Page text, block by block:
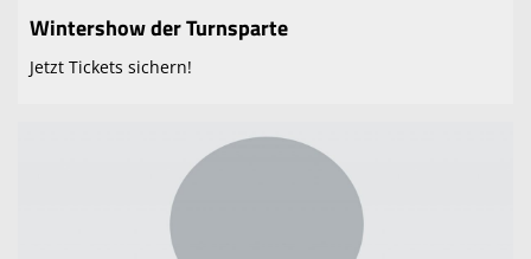
Wintershow der Turnsparte
Jetzt Tickets sichern!